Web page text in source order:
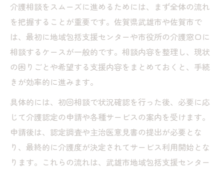
介護相談をスムーズに進めるためには、まず全体の流れ
を把握することが重要です。佐賀県武雄市や佐賀市で
は、最初に地域包括支援センターや市役所の介護窓口に
相談するケースが一般的です。相談内容を整理し、現状
の困りごとや希望する支援内容をまとめておくと、手続
きが効率的に進みます。
具体的には、初回相談で状況確認を行った後、必要に応
じて介護認定の申請や各種サービスの案内を受けます。
申請後は、認定調査や主治医意見書の提出が必要とな
り、最終的に介護度が決定されてサービス利用開始とな
ります。これらの流れは、武雄市地域包括支援センター